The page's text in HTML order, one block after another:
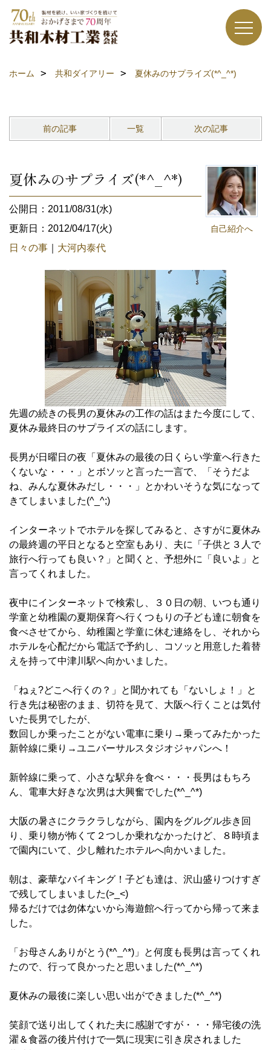
ホーム 共和ダイアリー 夏休みのサプライズ(*^_^*)
前の記事 一覧 次の記事
自己紹介へ
夏休みのサプライズ(*^_^*)
公開日：2011/08/31(水)
更新日：2012/04/17(火)
日々の事
大河内泰代
先週の続きの長男の夏休みの工作の話はまた今度にして、
夏休み最終日のサプライズの話にします。
長男が日曜日の夜「夏休みの最後の日くらい学童へ行きた
くないな・・・」とボソッと言った一言で、「そうだよ
ね、みんな夏休みだし・・・」とかわいそうな気になって
きてしまいました(^_^;)
インターネットでホテルを探してみると、さすがに夏休み
の最終週の平日となると空室もあり、夫に「子供と３人で
旅行へ行っても良い？」と聞くと、予想外に「良いよ」と
言ってくれました。
夜中にインターネットで検索し、３０日の朝、いつも通り
学童と幼稚園の夏期保育へ行くつもりの子ども達に朝食を
食べさせてから、幼稚園と学童に休む連絡をし、それから
ホテルを心配だから電話で予約し、コソッと用意した着替
えを持って中津川駅へ向かいました。
「ねぇ?どこへ行くの？」と聞かれても「ないしょ！」と
行き先は秘密のまま、切符を見て、大阪へ行くことは気付
いた長男でしたが、
数回しか乗ったことがない電車に乗り→乗ってみたかった
新幹線に乗り→ユニバーサルスタジオジャパンへ！
新幹線に乗って、小さな駅弁を食べ・・・長男はもちろ
ん、電車大好きな次男は大興奮でした(*^_^*)
大阪の暑さにクラクラしながら、園内をグルグル歩き回
り、乗り物が怖くて２つしか乗れなかったけど、８時頃ま
で園内にいて、少し離れたホテルへ向かいました。
朝は、豪華なバイキング！子ども達は、沢山盛りつけすぎ
で残してしまいました(>_<)
帰るだけでは勿体ないから海遊館へ行ってから帰って来ま
した。
「お母さんありがとう(*^_^*)」と何度も長男は言ってくれ
たので、行って良かったと思いました(*^_^*)
夏休みの最後に楽しい思い出ができました(*^_^*)
笑顔で送り出してくれた夫に感謝ですが・・・帰宅後の洗
濯＆食器の後片付けで一気に現実に引き戻されました